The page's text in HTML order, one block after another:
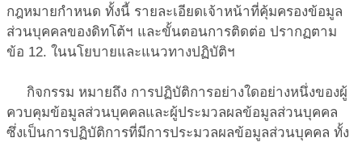
กฎหมายกำหนด ทั้งนี้ รายละเอียดเจ้าหน้าที่คุ้มครองข้อมูล
ส่วนบุคคลของดิทโต้ฯ และขั้นตอนการติดต่อ ปรากฏตาม
ข้อ 12. ในนโยบายและแนวทางปฏิบัติฯ
กิจกรรม หมายถึง การปฏิบัติการอย่างใดอย่างหนึ่งของผู้
ควบคุมข้อมูลส่วนบุคคลและผู้ประมวลผลข้อมูลส่วนบุคคล
ซึ่งเป็นการปฏิบัติการที่มีการประมวลผลข้อมูลส่วนบุคคล ทั้ง